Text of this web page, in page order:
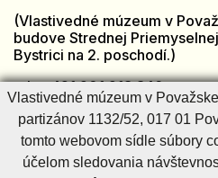
(Vlastivedné múzeum v
budove Strednej
Bystrici na 2. poschodí.)
tel.: +421 901 918 846
e-mail:
Otvorené: [PO - PI]7:00 –
Zatvorené: [SO - NE] a sviatky
Vlastivedné múzeum v
partizánov 1132/52, 017 01
tomto webovom sídle súbory
účelom sledovania